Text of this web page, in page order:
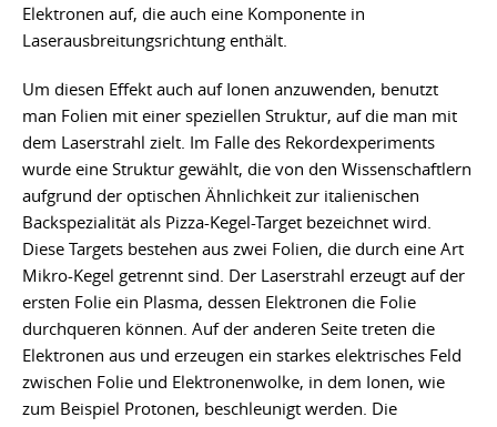
Elektronen auf, die auch eine Komponente in
Laserausbreitungsrichtung enthält.
Um diesen Effekt auch auf Ionen anzuwenden, benutzt
man Folien mit einer speziellen Struktur, auf die man mit
dem Laserstrahl zielt. Im Falle des Rekordexperiments
wurde eine Struktur gewählt, die von den Wissenschaftlern
aufgrund der optischen Ähnlichkeit zur italienischen
Backspezialität als Pizza-Kegel-Target bezeichnet wird.
Diese Targets bestehen aus zwei Folien, die durch eine Art
Mikro-Kegel getrennt sind. Der Laserstrahl erzeugt auf der
ersten Folie ein Plasma, dessen Elektronen die Folie
durchqueren können. Auf der anderen Seite treten die
Elektronen aus und erzeugen ein starkes elektrisches Feld
zwischen Folie und Elektronenwolke, in dem Ionen, wie
zum Beispiel Protonen, beschleunigt werden. Die